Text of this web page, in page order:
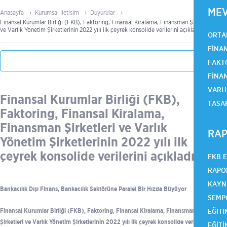
FKB
Anasayfa Kurumsal İletişim
Duyurular
Finansal Kurumlar Birliği (FKB), Faktoring, Finansal Kiralama, Finansman Şirketleri
ve Varlık Yönetim Şirketlerinin 2022 yılı ilk çeyrek konsolide verilerini açıkladı
Finansal Kurumlar Birliği (FKB),
Faktoring, Finansal Kiralama,
Finansman Şirketleri ve Varlık
Yönetim Şirketlerinin 2022 yılı ilk
çeyrek konsolide verilerini açıkladı
Bankacılık Dışı Finans, Bankacılık Sektörüne Paralel Bir Hızda Büyüyor
Finansal Kurumlar Birliği (FKB), Faktoring, Finansal Kiralama, Finansman
Şirketleri ve Varlık Yönetim Şirketlerinin 2022 yılı ilk çeyrek konsolide verilerini